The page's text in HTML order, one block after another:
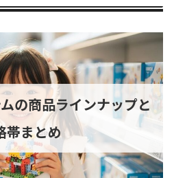
の商品ラインナップと
帯まとめ